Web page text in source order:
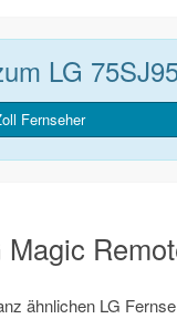
LG
Fernseher
Magic
ähnlichen LG